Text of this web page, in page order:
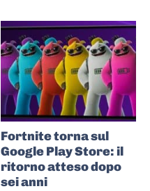
Fortnite torna sul
Google Play Store: il
ritorno atteso dopo
sei anni